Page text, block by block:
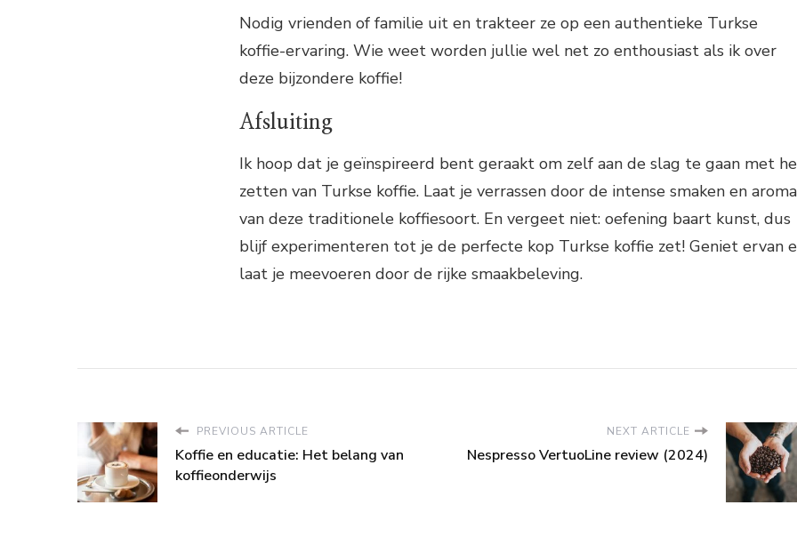
Nodig vrienden of familie uit en trakteer ze op een authentieke Turkse
koffie-ervaring. Wie weet worden jullie wel net zo enthousiast als ik over
deze bijzondere koffie!
Afsluiting
Ik hoop dat je geïnspireerd bent geraakt om zelf aan de slag te gaan met
zetten van Turkse koffie. Laat je verrassen door de intense smaken en
van deze traditionele koffiesoort. En vergeet niet: oefening baart kunst, dus
blijf experimenteren tot je de perfecte kop Turkse koffie zet! Geniet ervan
laat je meevoeren door de rijke smaakbeleving.
PREVIOUS ARTICLE
Koffie en educatie: Het belang van
koffieonderwijs
NEXT ARTICLE
Nespresso VertuoLine review (2024)